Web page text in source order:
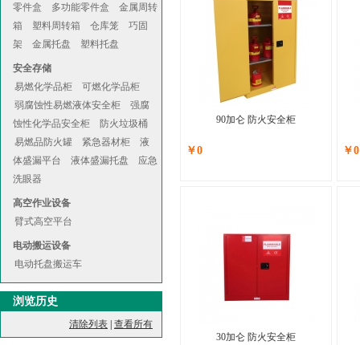
零件盒
多功能零件盒
金属周转
箱
塑料周转箱 仓库笼
巧固
架
金属托盘 塑料托盘
安全存储
易燃化学品柜
可燃化学品柜
弱腐蚀性易燃液体安全柜
强腐
蚀性化学品安全柜
防火垃圾桶
易燃品防火罐
紧急器材柜
液
体盛漏平台
液体盛漏托盘
应急
洗眼器
高空作业设备
臂式高空平台
电动搬运设备
电动托盘搬运车
浏览历史
清除列表 查看所有
90加仑 防火安全柜
￥0 ￥0
30加仑 防火安全柜